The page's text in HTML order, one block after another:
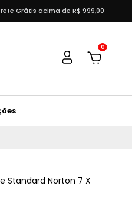
Grátis acima de R$ 999,00
0
Standard Norton 7 X